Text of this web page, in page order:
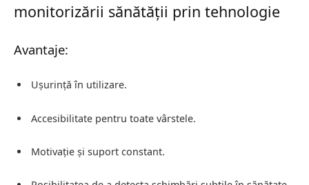
monitorizării sănătății prin tehnologie
Avantaje:
Ușurință în utilizare.
Accesibilitate pentru toate vârstele.
Motivație și suport constant.